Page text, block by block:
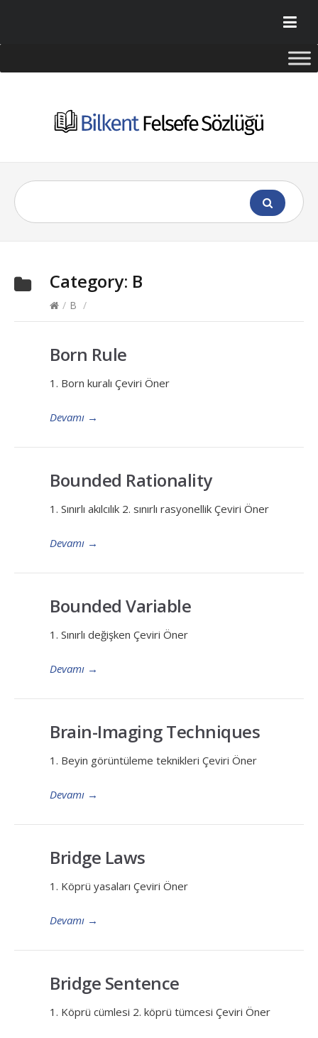
Category: B
/ B /
Born Rule
1. Born kuralı Çeviri Öner
Devamı →
Bounded Rationality
1. Sınırlı akılcılık 2. sınırlı rasyonellik Çeviri Öner
Devamı →
Bounded Variable
1. Sınırlı değişken Çeviri Öner
Devamı →
Brain-Imaging Techniques
1. Beyin görüntüleme teknikleri Çeviri Öner
Devamı →
Bridge Laws
1. Köprü yasaları Çeviri Öner
Devamı →
Bridge Sentence
1. Köprü cümlesi 2. köprü tümcesi Çeviri Öner